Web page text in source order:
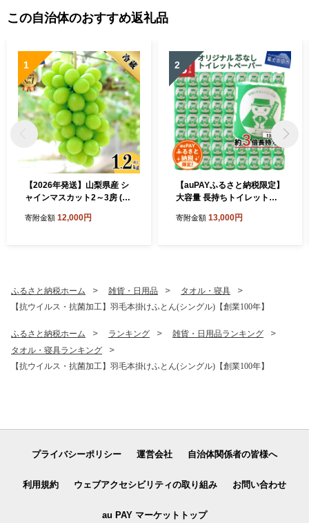
この自治体のおすすめ返礼品
1
【2026年発送】山梨県産 シ
ャインマスカット2～3房 (1.
寄附金額 12,000円
2
【auPAYふるさと納税限定】
大容量 長持ちトイレットペ
芯なし
寄附金額 13,000円
ふるさと納税ホーム 雑貨・日用品
タオル・寝具
【抗ウイルス・抗菌加工】羽毛本掛けふとん(シングル)【創業100年】
ふるさと納税ホーム ランキング
雑貨・日用品ランキング
タオル・寝具ランキング
【抗ウイルス・抗菌加工】羽毛本掛けふとん(シングル)【創業100年】
プライバシーポリシー 運営会社 自治体関係者の皆様へ
利用規約 ウェブアクセシビリティの取り組み お問い合わせ
au PAY マーケットトップ